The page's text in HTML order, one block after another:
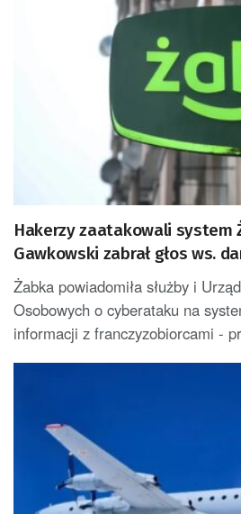
Hakerzy zaatakowali system
Gawkowski zabrał głos ws.
Żabka powiadomiła służby i
Osobowych o cyberataku na
informacji z franczyzobiorcami -